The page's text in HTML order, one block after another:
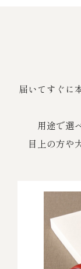
届いてすぐに
用途で選
目上の方や